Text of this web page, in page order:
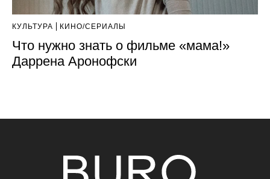
КУЛЬТУРА КИНО/СЕРИАЛЫ
Что нужно знать о фильме «мама!»
Даррена Аронофски